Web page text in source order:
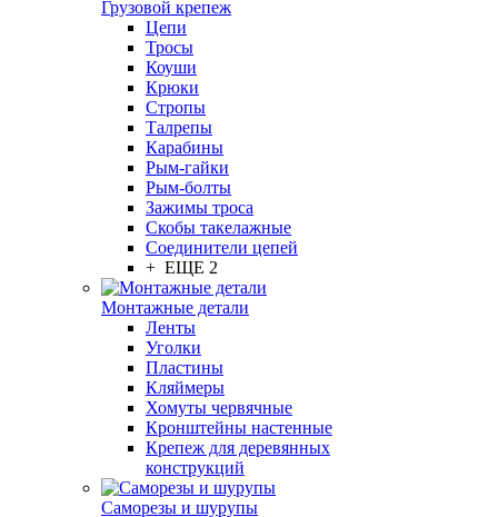
Грузовой крепеж
Цепи
Тросы
Коуши
Крюки
Стропы
Талрепы
Карабины
Рым-гайки
Рым-болты
Зажимы троса
Скобы такелажные
Соединители цепей
+ ЕЩЕ 2
Монтажные детали
Ленты
Уголки
Пластины
Кляймеры
Хомуты червячные
Кронштейны настенные
Крепеж для деревянных
конструкций
Саморезы и шурупы